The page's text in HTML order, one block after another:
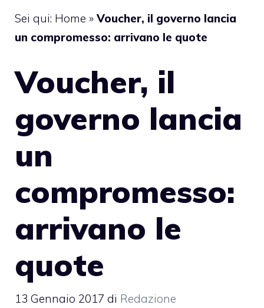
Sei qui: Home »Voucher, il governo lancia
un compromesso: arrivano le quote
Voucher, il
governo lancia
un
compromesso:
arrivano le
quote
13 Gennaio 2017 di Redazione